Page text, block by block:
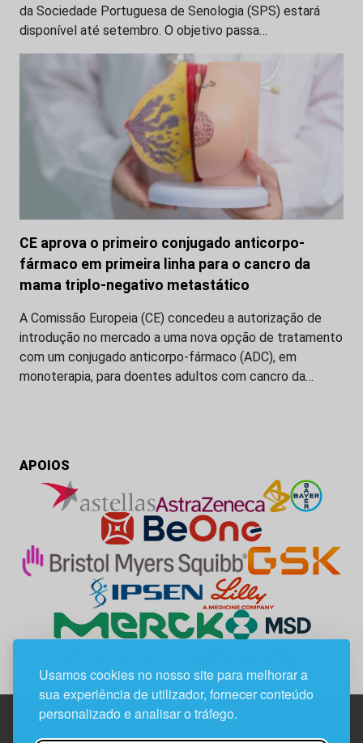
Usamos cookies no nosso site para melhorar a
sua experiência de utilizador, fornecer conteúdo
personalizado e analisar o tráfego.
da Sociedade Portuguesa de Senologia (SPS) estará
disponível até setembro. O objetivo passa…
CE aprova o primeiro conjugado anticorpo-
fármaco em primeira linha para o cancro da
mama triplo-negativo metastático
A Comissão Europeia (CE) concedeu a autorização de
introdução no mercado a uma nova opção de tratamento
com um conjugado anticorpo-fármaco (ADC), em
monoterapia, para doentes adultos com cancro da…
APOIOS